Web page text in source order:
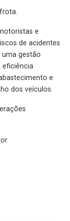
e
de acidentes
gestão
eficiência
e
dos veículos.